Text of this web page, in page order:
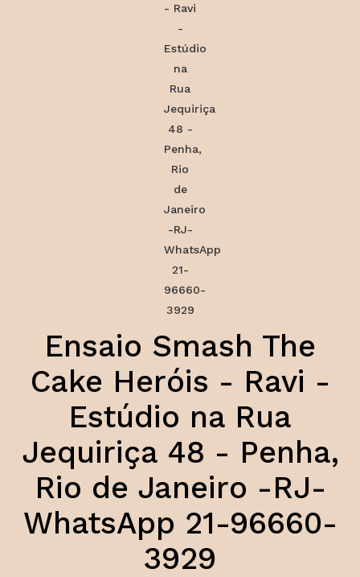
Ensaio Smash The
Cake Heróis - Ravi -
Estúdio na Rua
Jequiriça 48 - Penha,
Rio de Janeiro -RJ-
WhatsApp 21-96660-
3929